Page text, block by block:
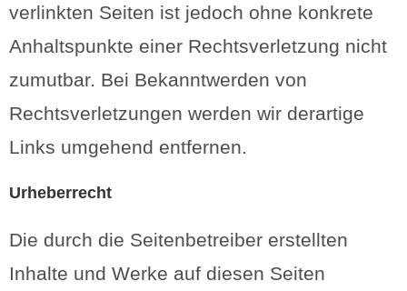
verlinkten Seiten ist jedoch ohne konkrete
Anhaltspunkte einer Rechtsverletzung nicht
zumutbar. Bei Bekanntwerden von
Rechtsverletzungen werden wir derartige
Links umgehend entfernen.
Urheberrecht
Die durch die Seitenbetreiber erstellten
Inhalte und Werke auf diesen Seiten